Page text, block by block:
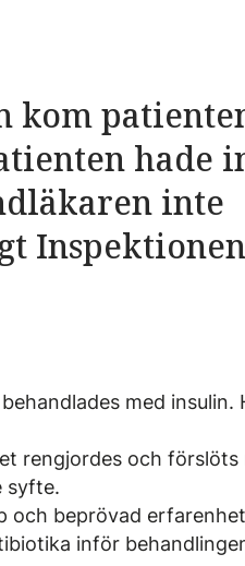
kom
hade
inte
med insulin.
rengjordes och förslöts
syfte.
och beprövad
inför